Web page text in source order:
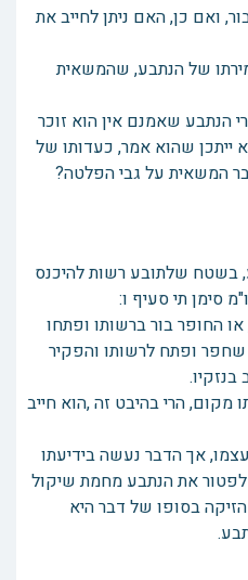
ואם כן, האם ניתן לחייב את
של הנתבע, שהמשאית
הנתבע שאמנם אין הוא זוכר
שהוא אמר, כעדותו של
המשאית על גבי הפלטה?
בשטח שלתובע רשות להיכנס
סימן תי סעיף ו:
החופר בור ברשותו ופתחו
ופתח לרשותו והפקיר
בנזקיו.
מקום, הרי בהיבט זה ,הוא חייב
אך הדבר נעשה בידיעתו
לפטור את הנתבע מחמת שיקול
בסופו של דבר היא